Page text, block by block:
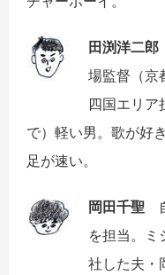
田渕洋二郎
場監督（京
四国エリア
で）軽い男。歌が好
足が速い。
岡田千聖
を担当。ミ
社した夫・